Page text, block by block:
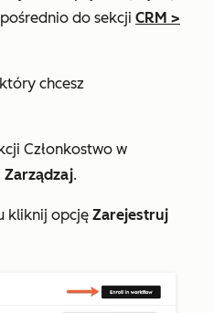
do sekcji CRM >
chcesz
Członkostwo w
Zarządzaj.
kliknij opcję Zarejestruj